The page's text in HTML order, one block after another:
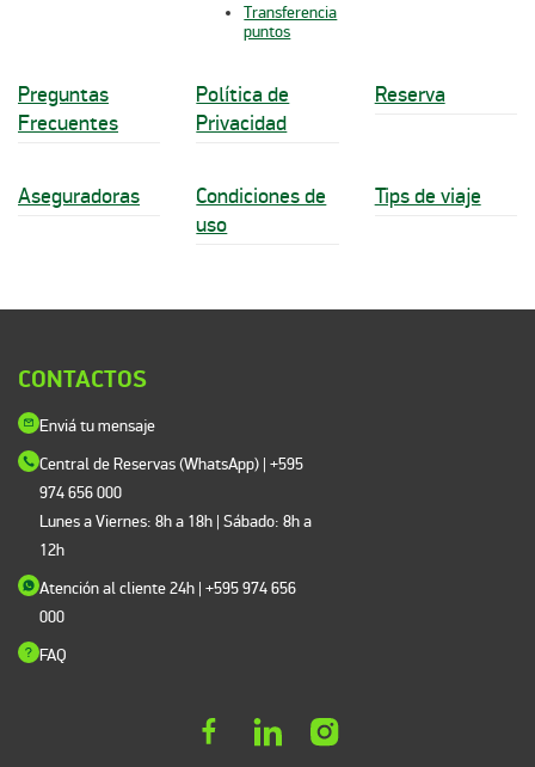
Transferencia
puntos
Preguntas
Frecuentes
Política de
Privacidad
Reserva
Aseguradoras
Condiciones de
uso
Tips de viaje
CONTACTOS
Enviá tu mensaje
Central de Reservas (WhatsApp) | +595
974 656 000
Lunes a Viernes: 8h a 18h | Sábado: 8h a
12h
Atención al cliente 24h | +595 974 656
000
FAQ